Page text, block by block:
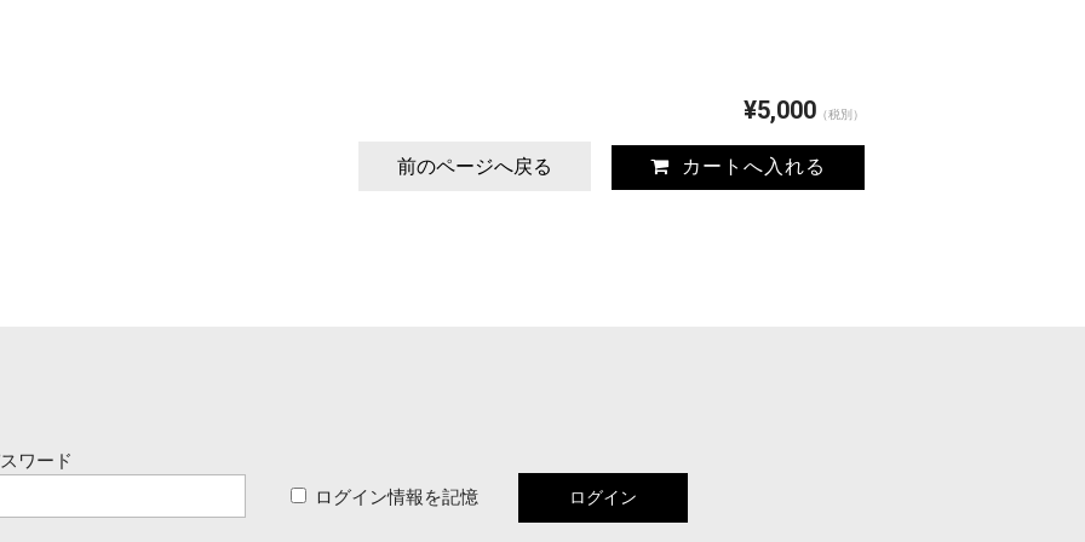
¥5,000 （税別）
前のページへ戻る
ワード
ログイン情報を記憶